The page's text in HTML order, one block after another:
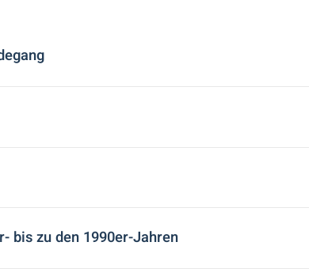
bis zu den 1990er-Jahren